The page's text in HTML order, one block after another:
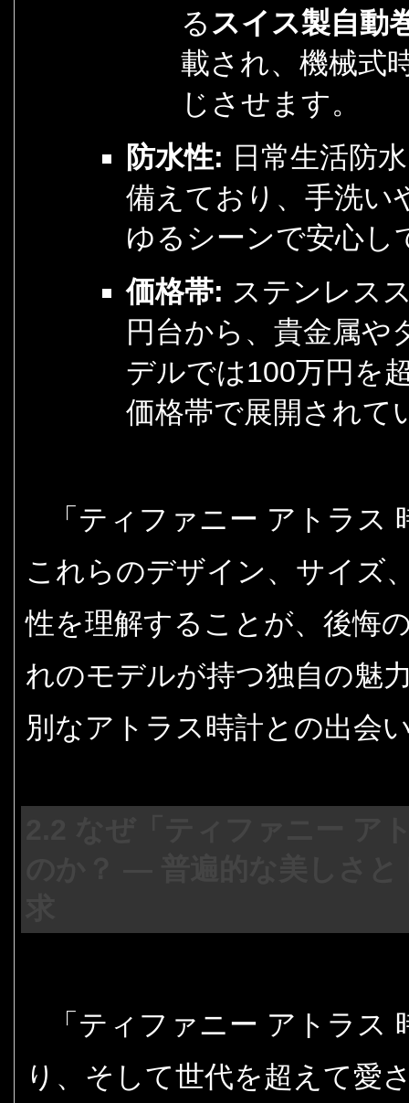
るスイス製自動
載され、機械式
じさせます。
防水性: 日常生活防
備えており、手洗い
ゆるシーンで安心し
価格帯: ステンレス
円台から、貴金属
デルでは100万円を
価格帯で展開されて
「ティファニー アトラス
これらのデザイン、サイズ
性を理解することが、後悔
れのモデルが持つ独自の魅
別なアトラス時計との出会
「ティファニー アトラス
り、そして世代を超えて愛